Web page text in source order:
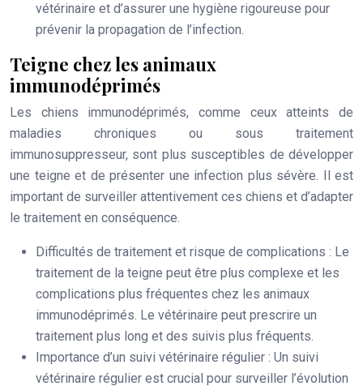
vétérinaire et d’assurer une hygiène rigoureuse pour
prévenir la propagation de l’infection.
Teigne chez les animaux
immunodéprimés
Les chiens immunodéprimés, comme ceux atteints de
maladies chroniques ou sous traitement
immunosuppresseur, sont plus susceptibles de développer
une teigne et de présenter une infection plus sévère. Il est
important de surveiller attentivement ces chiens et d’adapter
le traitement en conséquence.
Difficultés de traitement et risque de complications : Le
traitement de la teigne peut être plus complexe et les
complications plus fréquentes chez les animaux
immunodéprimés. Le vétérinaire peut prescrire un
traitement plus long et des suivis plus fréquents.
Importance d’un suivi vétérinaire régulier : Un suivi
vétérinaire régulier est crucial pour surveiller l’évolution